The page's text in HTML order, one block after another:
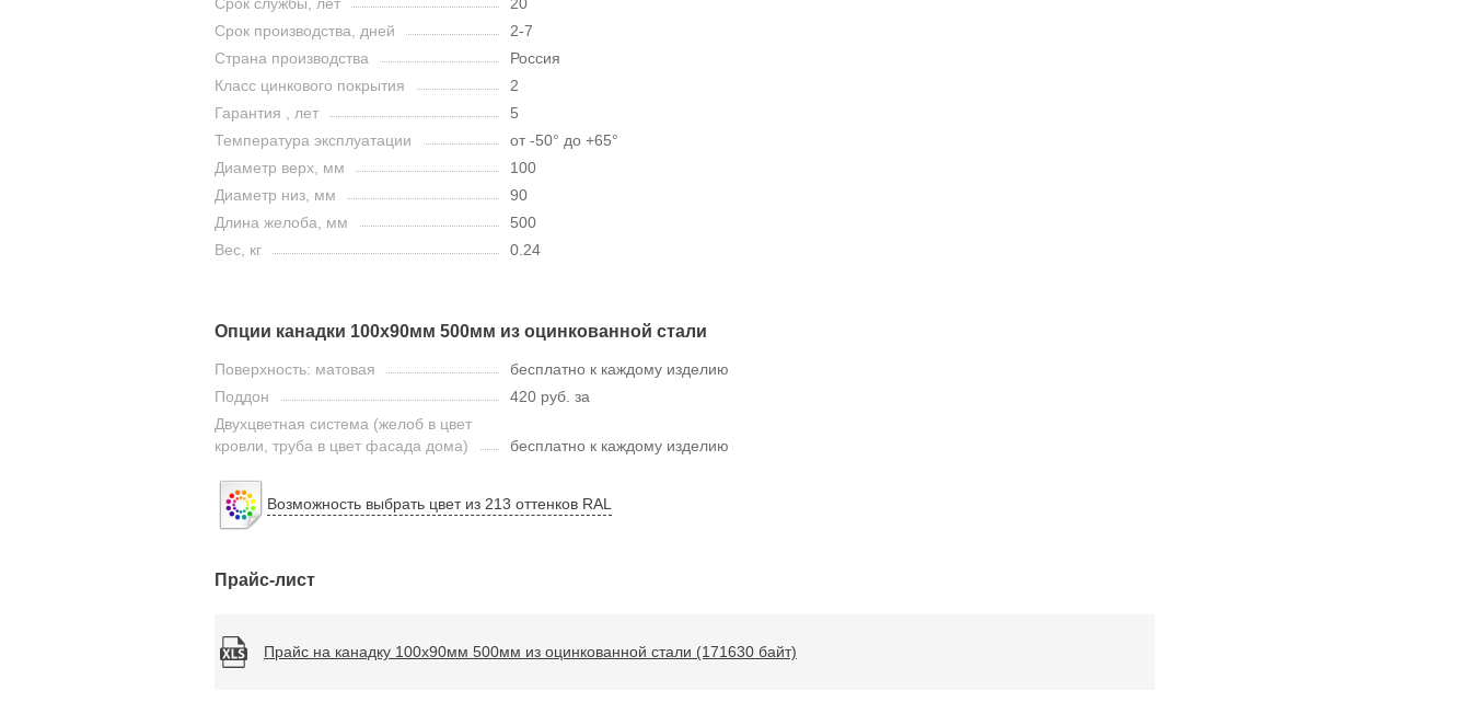
Срок производства, дней
2-7
Страна производства
Россия
Класс цинкового покрытия
2
Гарантия , лет
5
Температура эксплуатации
от -50° до +65°
Диаметр верх, мм
100
Диаметр низ, мм
90
Длина желоба, мм
500
Вес, кг
0.24
Опции канадки 100x90мм 500мм из оцинкованной стали
Поверхность: матовая
бесплатно к каждому изделию
Поддон
420 руб. за
Двухцветная система (желоб в цвет
кровли, труба в цвет фасада дома)
бесплатно к каждому изделию
Возможность выбрать цвет из 213 оттенков RAL
Прайс-лист
Прайс на канадку 100x90мм 500мм из оцинкованной стали (171630 байт)